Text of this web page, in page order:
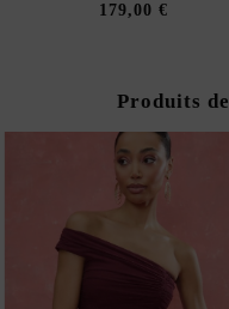
179,00 €
Produits